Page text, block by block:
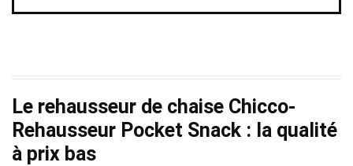
Le rehausseur de chaise Chicco-
Rehausseur Pocket Snack : la qualité
à prix bas